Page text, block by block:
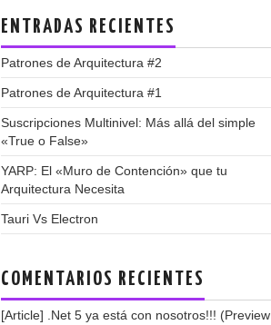
ENTRADAS RECIENTES
Patrones de Arquitectura #2
Patrones de Arquitectura #1
Suscripciones Multinivel: Más allá del simple
«True o False»
YARP: El «Muro de Contención» que tu
Arquitectura Necesita
Tauri Vs Electron
COMENTARIOS RECIENTES
[Article] .Net 5 ya está con nosotros!!! (Preview